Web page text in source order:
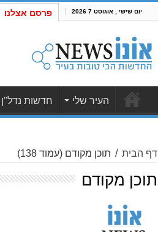
יום שישי , אוגוסט 7 2026 פרסם אצלנו
העיר שלי חדשות נדל"ן
דף הבית / תוכן מקודם (עמוד 138)
תוכן מקודם